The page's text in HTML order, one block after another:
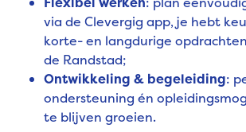
via de Clevergig app, je hebt
korte- en langdurige
de Randstad;
Ontwikkeling & begeleiding:
ondersteuning én
te blijven groeien.